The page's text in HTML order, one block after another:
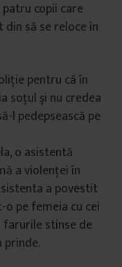
copii care
să se reloce în
pentru că în
soțul și nu credea
l pedepsească pe
o asistentă
a violenței în
a povestit
pe femeia cu cei
farurile stinse de